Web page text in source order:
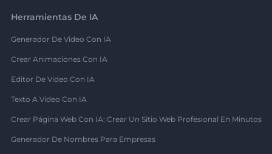
Herramientas De IA
Generador De Video Con IA
Crear Animaciones Con IA
Editor De Video Con IA
Texto A Video Con IA
Crear Página Web Con IA: Crear Un Sitio Web Profesional En Minutos
Generador De Nombres Para Empresas